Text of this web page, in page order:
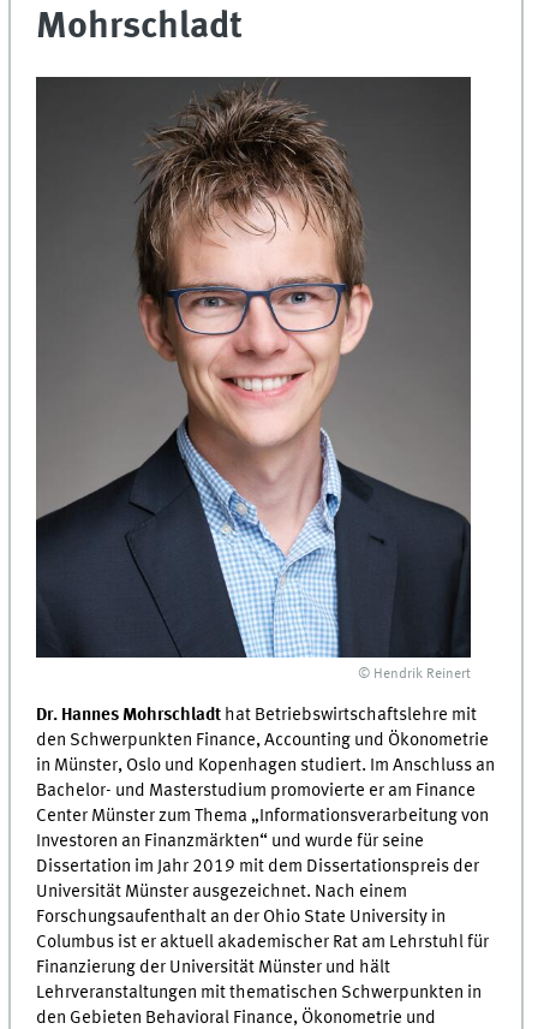
Mohrschladt
© Hendrik Reinert
Dr. Hannes Mohrschladt hat Betriebswirtschaftslehre mit
den Schwerpunkten Finance, Accounting und Ökonometrie
in Münster, Oslo und Kopenhagen studiert. Im Anschluss an
Bachelor- und Masterstudium promovierte er am Finance
Center Münster zum Thema „Informationsverarbeitung von
Investoren an Finanzmärkten“ und wurde für seine
Dissertation im Jahr 2019 mit dem Dissertationspreis der
Universität Münster ausgezeichnet. Nach einem
Forschungsaufenthalt an der Ohio State University in
Columbus ist er aktuell akademischer Rat am Lehrstuhl für
Finanzierung der Universität Münster und hält
Lehrveranstaltungen mit thematischen Schwerpunkten in
den Gebieten Behavioral Finance, Ökonometrie und